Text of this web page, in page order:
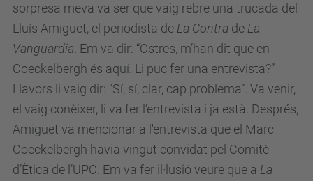
sorpresa meva va ser que vaig rebre una trucada del
Lluís Amiguet, el periodista de La Contra de La
Vanguardia . Em va dir: “Ostres, m’han dit que en
Coeckelbergh és aquí. Li puc fer una entrevista?”
Llavors li vaig dir: “Sí, sí, clar, cap problema”. Va venir,
el vaig conèixer, li va fer l’entrevista i ja està. Després,
Amiguet va mencionar a l'entrevista que el Marc
Coeckelbergh havia vingut convidat pel Comitè
d’Ètica de l’UPC. Em va fer il·lusió veure que a La